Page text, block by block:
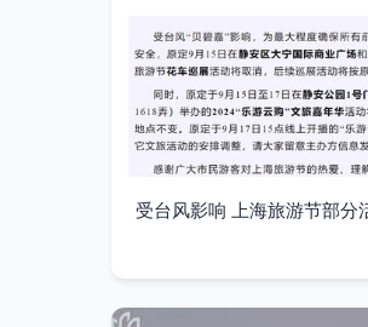
受台风影响 上海旅游节部分